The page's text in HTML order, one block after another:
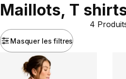
Maillots, T
Masquer les filtres
4